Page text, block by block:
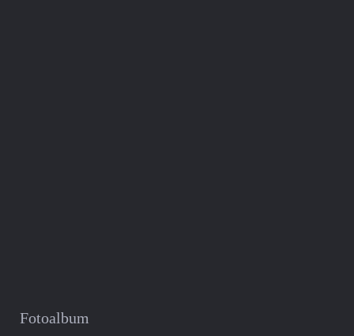
Fotoalbum